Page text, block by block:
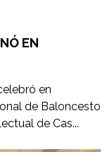
EN
en
de Baloncesto
de Cas...